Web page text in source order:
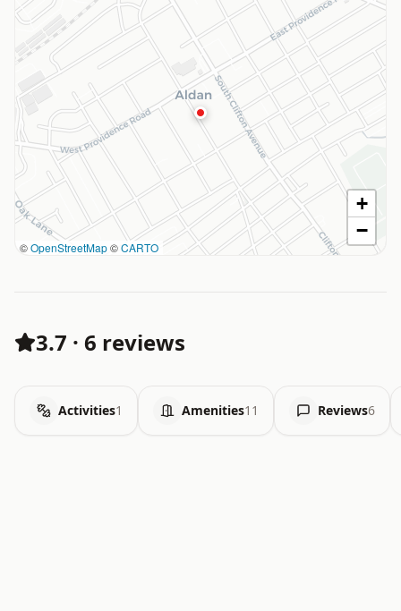
©OpenStreetMap©CARTO
+
−
3.7 · 6 reviews
Activities1 Amenities11 Reviews6